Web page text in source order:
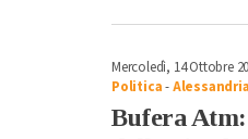
Mercoledì, 14 Ottobre
Politica-Alessandria
Bufera